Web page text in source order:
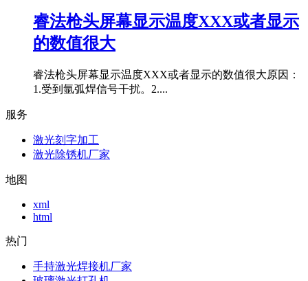
睿法枪头屏幕显示温度XXX或者显示
的数值很大
睿法枪头屏幕显示温度XXX或者显示的数值很大原因：
1.受到氩弧焊信号干扰。2....
服务
激光刻字加工
激光除锈机厂家
地图
xml
html
热门
手持激光焊接机厂家